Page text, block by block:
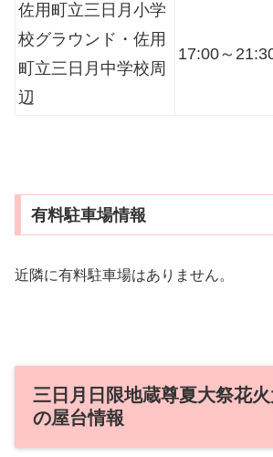
佐用町立三日月小学
校グラウンド・佐用
町立三日月中学校周
辺
17:00～
有料駐車場情報
近隣に有料駐車場はありません。
三日月日限地蔵尊夏大祭花
の屋台情報